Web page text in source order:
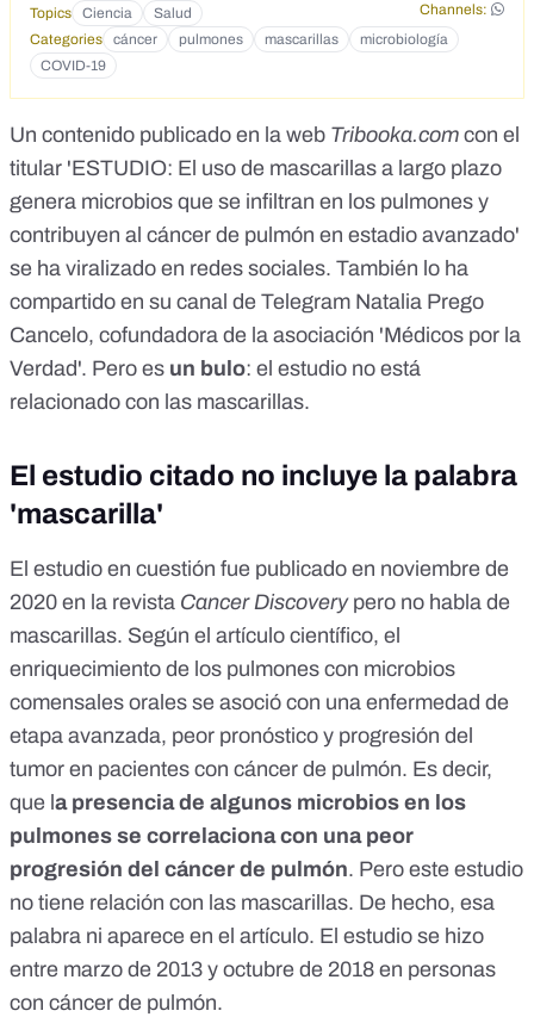
Topics Ciencia Salud
Channels:
Categories
cáncer pulmones mascarillas
microbiología
COVID-19
Un contenido publicado en la web Tribooka.com con el
titular 'ESTUDIO: El uso de mascarillas a largo plazo
genera microbios que se infiltran en los pulmones y
contribuyen al cáncer de pulmón en estadio avanzado'
se ha viralizado en redes sociales. También lo ha
compartido en su canal de Telegram Natalia Prego
Cancelo, cofundadora de la asociación 'Médicos por la
Verdad'. Pero es un bulo: el estudio no está
relacionado con las mascarillas.
El estudio citado no incluye la palabra
'mascarilla'
El estudio en cuestión fue publicado en noviembre de
2020 en la revista Cancer Discovery pero no habla de
mascarillas. Según el artículo científico, el
enriquecimiento de los pulmones con microbios
comensales orales se asoció con una enfermedad de
etapa avanzada, peor pronóstico y progresión del
tumor en pacientes con cáncer de pulmón. Es decir,
que l a presencia de algunos microbios en los
pulmones se correlaciona con una peor
progresión del cáncer de pulmón. Pero este estudio
no tiene relación con las mascarillas. De hecho, esa
palabra ni aparece en el artículo. El estudio se hizo
entre marzo de 2013 y octubre de 2018 en personas
con cáncer de pulmón.